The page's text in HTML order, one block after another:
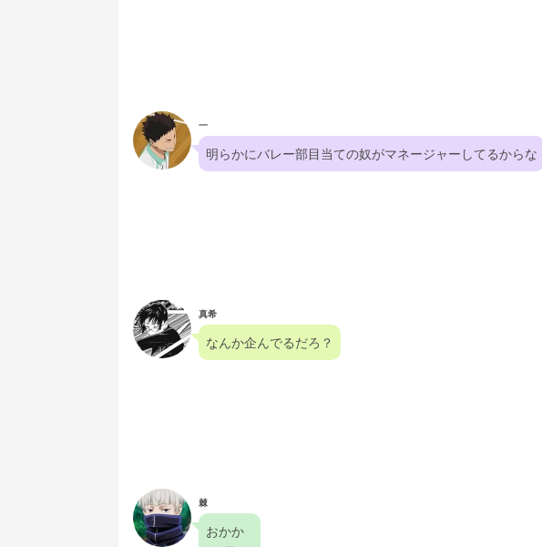
一
明らかにバレー部目当ての奴がマネージャーしてるからな
真希
なんか企んでるだろ？
棘
おかか